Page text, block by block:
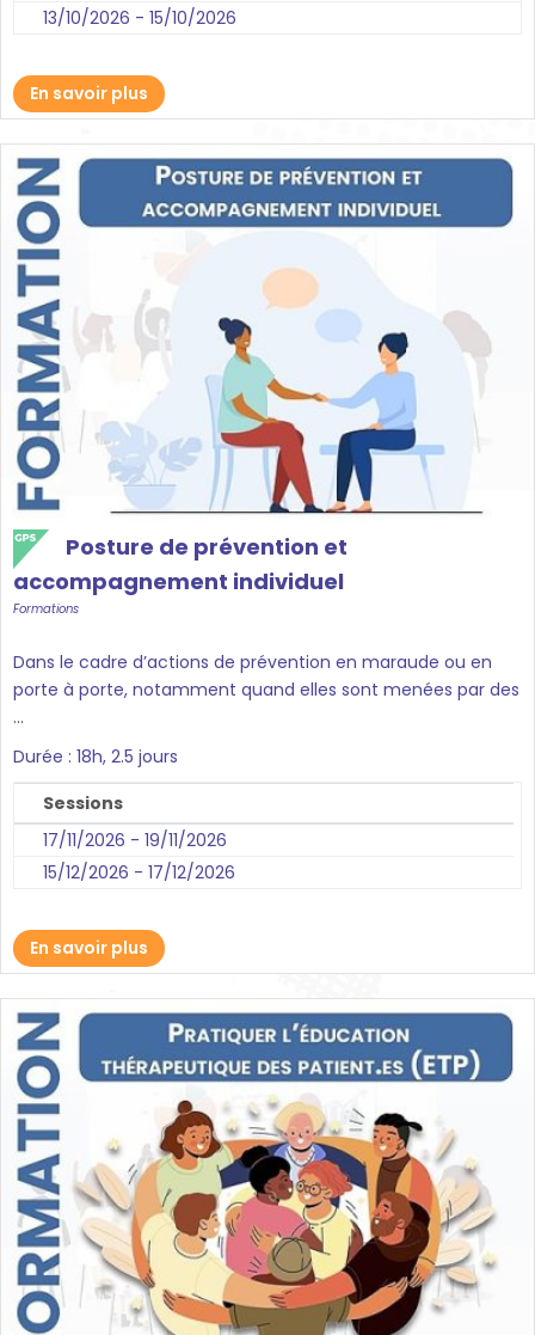
En savoir plus
13/10/2026 - 15/10/2026
Posture de prévention et
accompagnement individuel
Formations
Dans le cadre d’actions de prévention en maraude ou en
porte à porte, notamment quand elles sont menées par des
...
En savoir plus
Durée : 18h, 2.5 jours
Sessions
17/11/2026 - 19/11/2026
15/12/2026 - 17/12/2026